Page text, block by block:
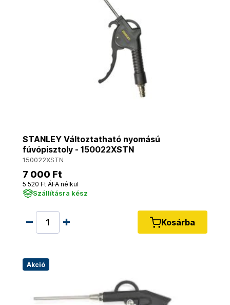
STANLEY Változtatható nyomású
fúvópisztoly - 150022XSTN
150022XSTN
7 000 Ft
5 520 Ft ÁFA nélkül
Szállításra kész
Kosárba
Akció